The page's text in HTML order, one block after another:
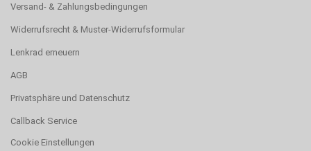
Versand- & Zahlungsbedingungen
Widerrufsrecht & Muster-Widerrufsformular
Lenkrad erneuern
AGB
Privatsphäre und Datenschutz
Callback Service
Cookie Einstellungen